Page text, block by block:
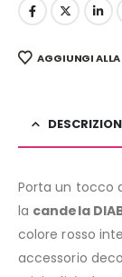
AGGIUNGI ALLA
Porta un tocco
la candela
colore rosso
accessorio